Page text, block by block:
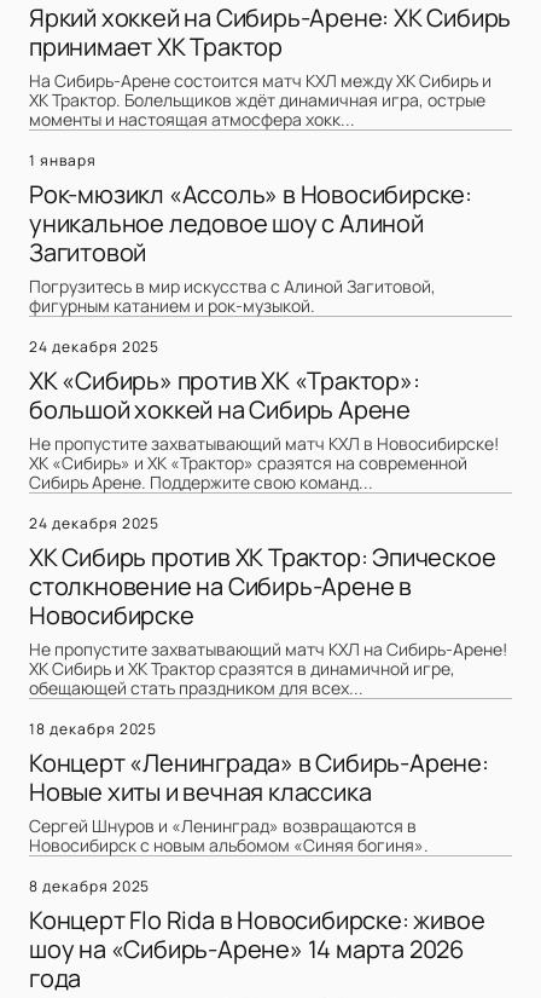
Яркий хоккей на Сибирь-Арене: ХК Сибирь
принимает ХК Трактор
На Сибирь-Арене состоится матч КХЛ между ХК Сибирь и
ХК Трактор. Болельщиков ждёт динамичная игра, острые
моменты и настоящая атмосфера хокк...
1 января
Рок-мюзикл «Ассоль» в Новосибирске:
уникальное ледовое шоу с Алиной
Загитовой
Погрузитесь в мир искусства с Алиной Загитовой,
фигурным катанием и рок-музыкой.
24 декабря 2025
ХК «Сибирь» против ХК «Трактор»:
большой хоккей на Сибирь Арене
Не пропустите захватывающий матч КХЛ в Новосибирске!
ХК «Сибирь» и ХК «Трактор» сразятся на современной
Сибирь Арене. Поддержите свою команд...
24 декабря 2025
ХК Сибирь против ХК Трактор: Эпическое
столкновение на Сибирь-Арене в
Новосибирске
Не пропустите захватывающий матч КХЛ на Сибирь-Арене!
ХК Сибирь и ХК Трактор сразятся в динамичной игре,
обещающей стать праздником для всех...
18 декабря 2025
Концерт «Ленинграда» в Сибирь-Арене:
Новые хиты и вечная классика
Сергей Шнуров и «Ленинград» возвращаются в
Новосибирск с новым альбомом «Синяя богиня».
8 декабря 2025
Концерт Flo Rida в Новосибирске: живое
шоу на «Сибирь-Арене» 14 марта 2026
года